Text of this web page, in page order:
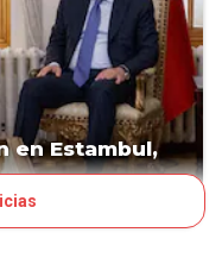
en Estambul,